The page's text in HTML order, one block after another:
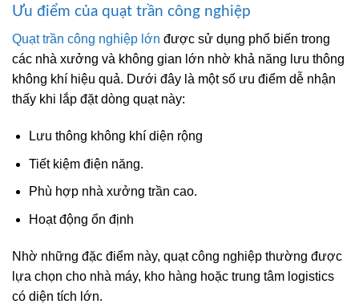
Ưu điểm của quạt trần công nghiệp
Quạt trần công nghiệp lớn được sử dụng phổ biến trong
các nhà xưởng và không gian lớn nhờ khả năng lưu thông
không khí hiệu quả. Dưới đây là một số ưu điểm dễ nhận
thấy khi lắp đặt dòng quạt này:
Lưu thông không khí diện rộng
Tiết kiệm điện năng.
Phù hợp nhà xưởng trần cao.
Hoạt động ổn định
Nhờ những đặc điểm này, quạt công nghiệp thường được
lựa chọn cho nhà máy, kho hàng hoặc trung tâm logistics
có diện tích lớn.